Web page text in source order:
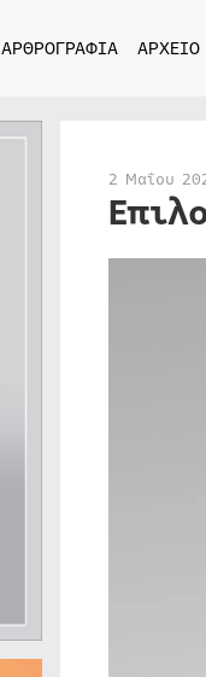
ΑΡΘΡΟΓΡΑΦΙΑ
2 Μαΐου